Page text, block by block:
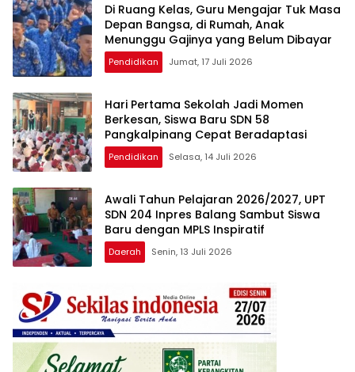
Di Ruang Kelas, Guru Mengajar Tuk Masa
Depan Bangsa, di Rumah, Anak
Menunggu Gajinya yang Belum Dibayar
Pendidikan Jumat, 17 Juli 2026
Hari Pertama Sekolah Jadi Momen
Berkesan, Siswa Baru SDN 58
Pangkalpinang Cepat Beradaptasi
Pendidikan Selasa, 14 Juli 2026
Awali Tahun Pelajaran 2026/2027, UPT
SDN 204 Inpres Balang Sambut Siswa
Baru dengan MPLS Inspiratif
Daerah Senin, 13 Juli 2026